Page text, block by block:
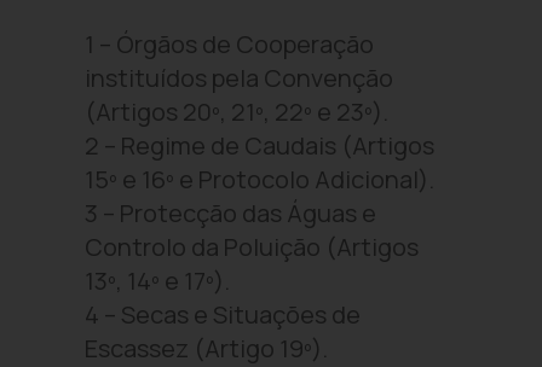
1 – Órgãos de Cooperação
instituídos pela Convenção
(Artigos 20º, 21º, 22º e 23º).
2 – Regime de Caudais (Artigos
15º e 16º e Protocolo Adicional).
3 – Protecção das Águas e
Controlo da Poluição (Artigos
13º, 14º e 17º).
4 – Secas e Situações de
Escassez (Artigo 19º).